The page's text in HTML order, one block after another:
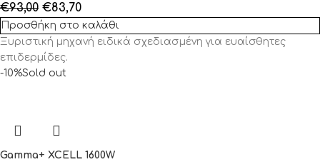
€93,00 €83,70
Προσθήκη στο καλάθι
Ξυριστική μηχανή ειδικά σχεδιασμένη για ευαίσθητες
επιδερμίδες.
-10%Sold out
Gamma+ XCELL 1600W